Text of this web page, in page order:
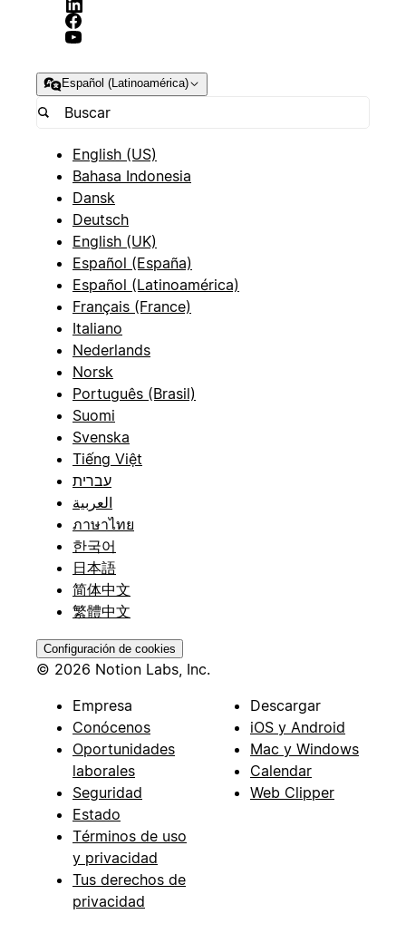
Español (Latinoamérica)
English (US)
Bahasa Indonesia
Dansk
Deutsch
English (UK)
Español (España)
Español (Latinoamérica)
Français (France)
Italiano
Nederlands
Norsk
Português (Brasil)
Suomi
Svenska
Tiếng Việt
עברית
العربية
ภาษาไทย
한국어
日本語
简体中文
繁體中文
Configuración de cookies
© 2026 Notion Labs, Inc.
Empresa
Conócenos
Oportunidades
laborales
Seguridad
Estado
Términos de uso
y privacidad
Tus derechos de
privacidad
Descargar
iOS y Android
Mac y Windows
Calendar
Web Clipper